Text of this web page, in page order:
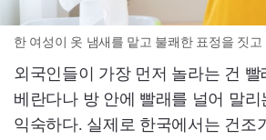
한 여성이 옷 냄새를 맡고 불쾌한 표정을 짓고
외국인들이 가장 먼저 놀라는 건
베란다나 방 안에 빨래를 널어 말리
익숙하다. 실제로 한국에서는 건조